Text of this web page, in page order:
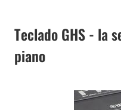
Teclado GHS - la
piano